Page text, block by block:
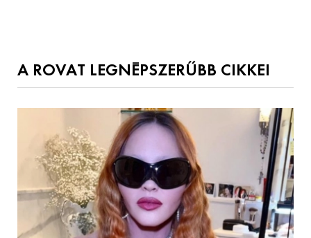
A ROVAT LEGNÉPSZERŰBB CIKKEI